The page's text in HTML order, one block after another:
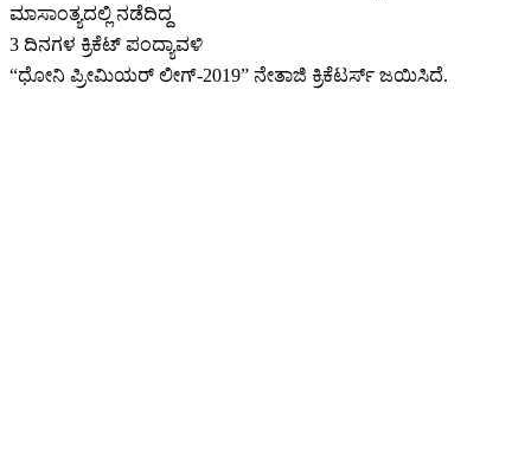
ಮಾಸಾಂತ್ಯದಲ್ಲಿ ನಡೆದಿದ್ದ
3 ದಿನಗಳ ಕ್ರಿಕೆಟ್ ಪಂದ್ಯಾವಳಿ
“ಧೋನಿ ಪ್ರೀಮಿಯರ್ ಲೀಗ್-2019” ನೇತಾಜಿ ಕ್ರಿಕೆಟರ್ಸ್ ಜಯಿಸಿದೆ.